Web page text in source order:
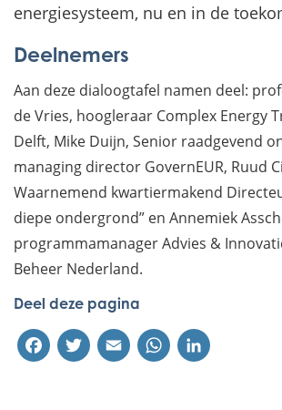
energiesysteem, nu en in de
Deelnemers
Aan deze dialoogtafel namen deel:
de Vries, hoogleraar Complex Energy
Delft, Mike Duijn, Senior raadgevend
managing director GovernEUR, Ruud
Waarnemend kwartiermakend
diepe ondergrond” en Annemiek
programmamanager Advies &
Beheer Nederland.
Deel deze pagina
FacebookTwitterEmail WhatsApp